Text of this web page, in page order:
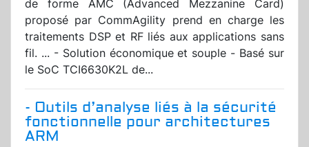
de forme AMC (Advanced Mezzanine Card)
proposé par CommAgility prend en charge les
traitements DSP et RF liés aux applications sans
fil. ... - Solution économique et souple - Basé sur
le SoC TCI6630K2L de...
- Outils d’analyse liés à la sécurité
fonctionnelle pour architectures
ARM